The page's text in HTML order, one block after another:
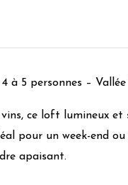
à 5 personnes –
ce loft lumineux et
pour un week-end
apaisant.